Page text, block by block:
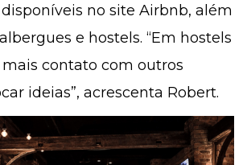
no site Airbnb, além
e hostels. “Em hostels
contato com outros
ideias”, acrescenta Robert.